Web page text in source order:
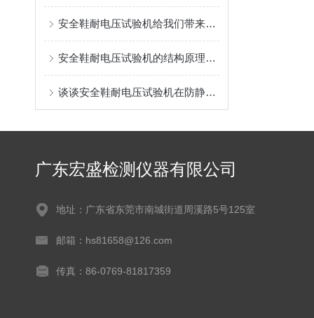
安全鞋耐电压试验机给我们带来了怎样的特点呢？
安全鞋耐电压试验机的结构原理到底是如何的
谈谈安全鞋耐电压试验机在防静电安全鞋的重要作用
广东宏盛检测仪器有限公司
地址：广东省东莞市南城街道周溪路5号125室
邮箱：hs81658@126.com
传真：86-0769-81817359